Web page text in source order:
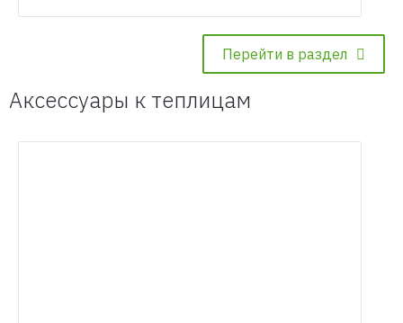
Перейти в раздел
Аксессуары к теплицам